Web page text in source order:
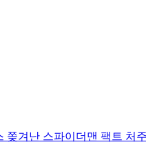
쫒겨난 스파이더맨 팩트 처